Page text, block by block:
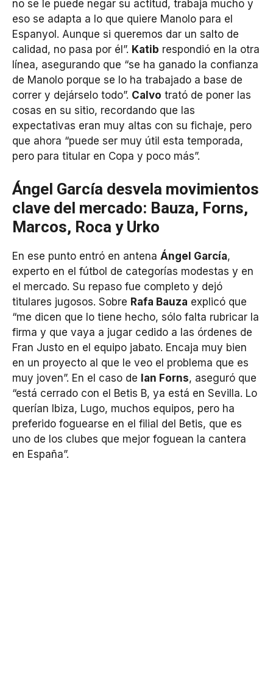
no se le puede negar su actitud, trabaja mucho y
eso se adapta a lo que quiere Manolo para el
Espanyol. Aunque si queremos dar un salto de
calidad, no pasa por él”. Katib respondió en la otra
línea, asegurando que “se ha ganado la confianza
de Manolo porque se lo ha trabajado a base de
correr y dejárselo todo”. Calvo trató de poner las
cosas en su sitio, recordando que las
expectativas eran muy altas con su fichaje, pero
que ahora “puede ser muy útil esta temporada,
pero para titular en Copa y poco más”.
Ángel García desvela movimientos
clave del mercado: Bauza, Forns,
Marcos, Roca y Urko
En ese punto entró en antena Ángel García,
experto en el fútbol de categorías modestas y en
el mercado. Su repaso fue completo y dejó
titulares jugosos. Sobre Rafa Bauza explicó que
“me dicen que lo tiene hecho, sólo falta rubricar la
firma y que vaya a jugar cedido a las órdenes de
Fran Justo en el equipo jabato. Encaja muy bien
en un proyecto al que le veo el problema que es
muy joven”. En el caso de Ian Forns, aseguró que
“está cerrado con el Betis B, ya está en Sevilla. Lo
querían Ibiza, Lugo, muchos equipos, pero ha
preferido foguearse en el filial del Betis, que es
uno de los clubes que mejor foguean la cantera
en España”.